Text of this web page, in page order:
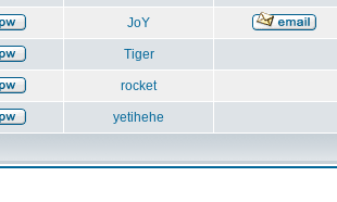
JoY
Tiger
rocket
yetihehe